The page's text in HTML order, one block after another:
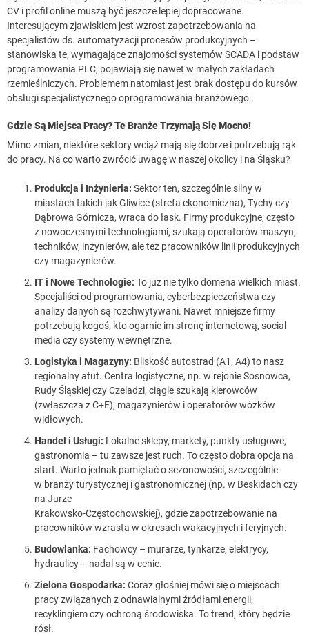
CV i profil online muszą być jeszcze lepiej dopracowane.
Interesującym zjawiskiem jest wzrost zapotrzebowania na
specjalistów ds. automatyzacji procesów produkcyjnych –
stanowiska te, wymagające znajomości systemów SCADA i podstaw
programowania PLC, pojawiają się nawet w małych zakładach
rzemieślniczych. Problemem natomiast jest brak dostępu do kursów
obsługi specjalistycznego oprogramowania branżowego.
Gdzie Są Miejsca Pracy? Te Branże Trzymają Się Mocno!
Mimo zmian, niektóre sektory wciąż mają się dobrze i potrzebują rąk
do pracy. Na co warto zwrócić uwagę w naszej okolicy i na Śląsku?
Produkcja i Inżynieria: Sektor ten, szczególnie silny w
miastach takich jak Gliwice (strefa ekonomiczna), Tychy czy
Dąbrowa Górnicza, wraca do łask. Firmy produkcyjne, często
z nowoczesnymi technologiami, szukają operatorów maszyn,
techników, inżynierów, ale też pracowników linii produkcyjnych
czy magazynierów.
IT i Nowe Technologie: To już nie tylko domena wielkich miast.
Specjaliści od programowania, cyberbezpieczeństwa czy
analizy danych są rozchwytywani. Nawet mniejsze firmy
potrzebują kogoś, kto ogarnie im stronę internetową, social
media czy systemy wewnętrzne.
Logistyka i Magazyny: Bliskość autostrad (A1, A4) to nasz
regionalny atut. Centra logistyczne, np. w rejonie Sosnowca,
Rudy Śląskiej czy Czeladzi, ciągle szukają kierowców
(zwłaszcza z C+E), magazynierów i operatorów wózków
widłowych.
Handel i Usługi: Lokalne sklepy, markety, punkty usługowe,
gastronomia – tu zawsze jest ruch. To często dobra opcja na
start. Warto jednak pamiętać o sezonowości, szczególnie
w branży turystycznej i gastronomicznej (np. w Beskidach czy
na Jurze
Krakowsko-Częstochowskiej), gdzie zapotrzebowanie na
pracowników wzrasta w okresach wakacyjnych i feryjnych.
Budowlanka: Fachowcy – murarze, tynkarze, elektrycy,
hydraulicy – nadal są w cenie.
Zielona Gospodarka: Coraz głośniej mówi się o miejscach
pracy związanych z odnawialnymi źródłami energii,
recyklingiem czy ochroną środowiska. To trend, który będzie
rósł.